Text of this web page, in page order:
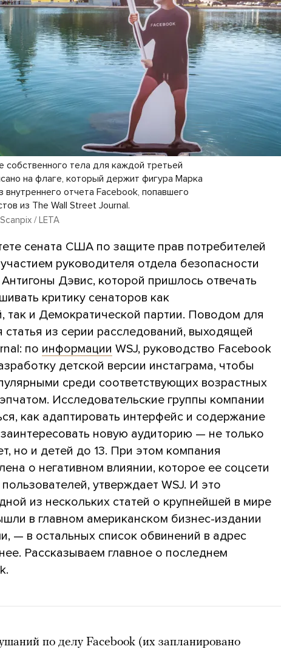
собственного тела для каждой третьей
на флаге, который держит фигура Марка
отчета Facebook, попавшего
из The Wall Street Journal.
/ LETA
сената США по защите прав потребителей
руководителя отдела безопасности
Дэвис, которой пришлось отвечать
критику сенаторов как
так и Демократической партии. Поводом для
статья из серии расследований, выходящей
по информации WSJ, руководство Facebook
детской версии инстаграма, чтобы
среди соответствующих возрастных
Исследовательские группы компании
как адаптировать интерфейс и содержание
новую аудиторию — не только
но и детей до 13. При этом компания
о негативном влиянии, которое ее соцсети
утверждает WSJ. И это
из нескольких статей о крупнейшей в мире
в главном американском бизнес-издании
— в остальных список обвинений в адрес
Рассказываем главное о последнем
по делу Facebook (их запланировано